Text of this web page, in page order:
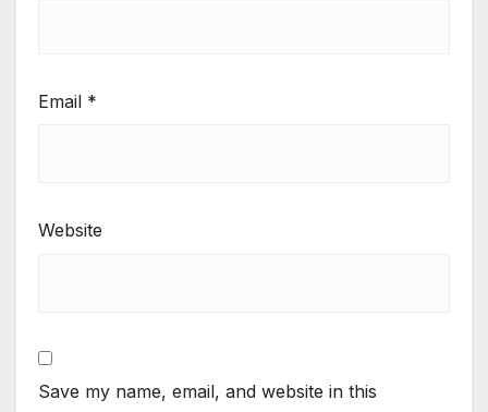
Email *
Website
Save my name, email, and website in this